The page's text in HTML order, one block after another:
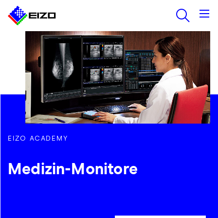
EIZO ACADEMY
Medizin-Monitore